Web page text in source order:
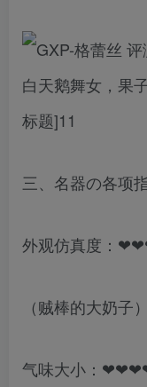
三、名器の各项
外观仿真度：
（贼棒的大奶子）
气味大小：